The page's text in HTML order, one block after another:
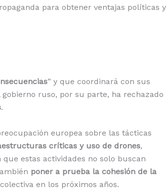
para obtener ventajas políticas y
” y que coordinará con sus
ruso, por su parte, ha rechazado
.
europea sobre las tácticas
críticas y uso de drones,
estas actividades no solo buscan
poner a prueba la cohesión de la
en los próximos años.